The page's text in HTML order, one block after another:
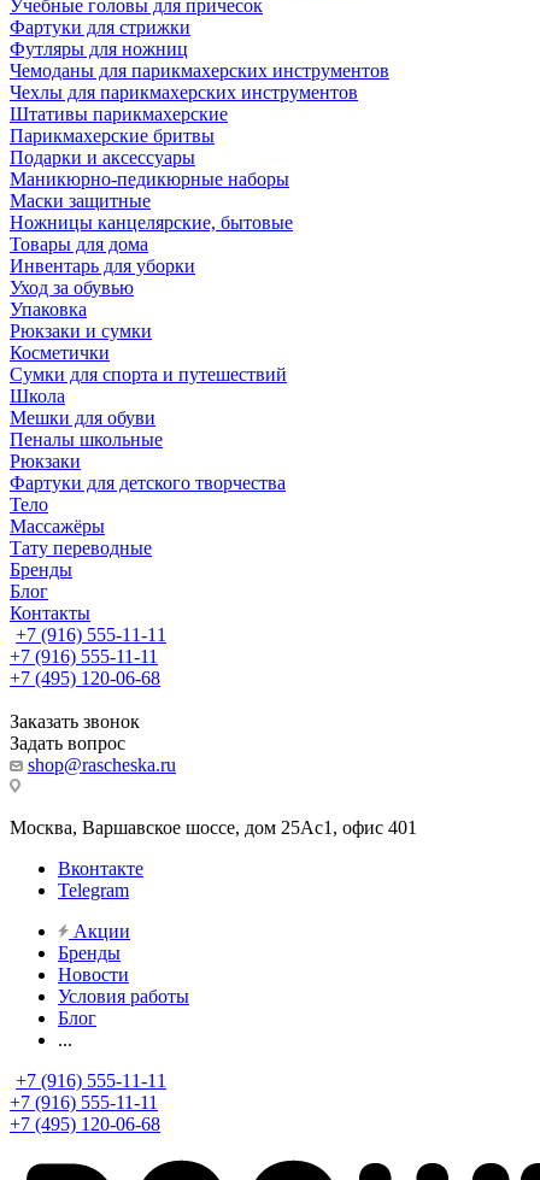
Учебные головы для причесок
Фартуки для стрижки
Футляры для ножниц
Чемоданы для парикмахерских инструментов
Чехлы для парикмахерских инструментов
Штативы парикмахерские
Парикмахерские бритвы
Подарки и аксессуары
Маникюрно-педикюрные наборы
Маски защитные
Ножницы канцелярские, бытовые
Товары для дома
Инвентарь для уборки
Уход за обувью
Упаковка
Рюкзаки и сумки
Косметички
Сумки для спорта и путешествий
Школа
Мешки для обуви
Пеналы школьные
Рюкзаки
Фартуки для детского творчества
Тело
Массажёры
Тату переводные
Бренды
Блог
Контакты
+7 (916) 555-11-11
+7 (916) 555-11-11
+7 (495) 120-06-68
Заказать звонок
Задать вопрос
shop@rascheska.ru
Москва, Варшавское шоссе, дом 25Аc1, офис 401
Вконтакте
Telegram
Акции
Бренды
Новости
Условия работы
Блог
...
+7 (916) 555-11-11
+7 (916) 555-11-11
+7 (495) 120-06-68